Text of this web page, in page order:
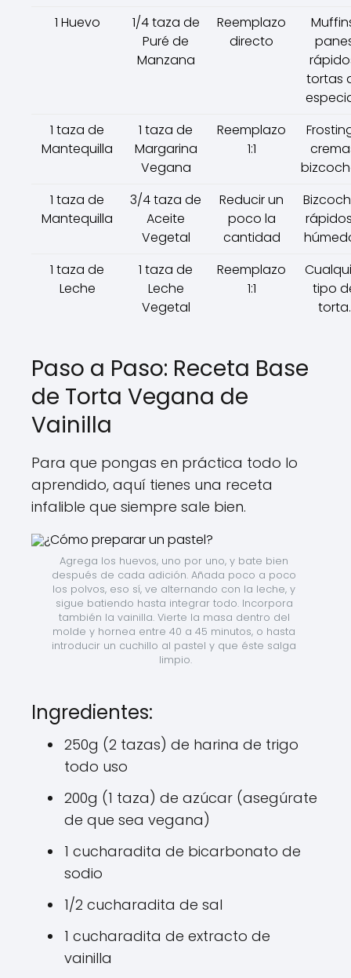
1 Huevo
1/4 taza de
Puré de
Manzana
Reemplazo
directo
tortas
1 taza de
Mantequilla
1 taza de
Margarina
Vegana
Reemplazo
1:1
1 taza de
Mantequilla
3/4 taza de
Aceite
Vegetal
Reducir un
poco la
cantidad
1 taza de
Leche
1 taza de
Leche
Vegetal
Reemplazo
1:1
tipo
torta.
Paso a Paso: Receta Base
de Torta Vegana de
Vainilla
Para que pongas en práctica todo lo
aprendido, aquí tienes una receta
infalible que siempre sale bien.
Agrega los huevos, uno por uno, y bate bien
después de cada adición. Añada poco a poco
los polvos, eso sí, ve alternando con la leche, y
sigue batiendo hasta integrar todo. Incorpora
también la vainilla. Vierte la masa dentro del
molde y hornea entre 40 a 45 minutos, o hasta
introducir un cuchillo al pastel y que éste salga
limpio.
Ingredientes:
250g (2 tazas) de harina de trigo
todo uso
200g (1 taza) de azúcar (asegúrate
de que sea vegana)
1 cucharadita de bicarbonato de
sodio
1/2 cucharadita de sal
1 cucharadita de extracto de
vainilla